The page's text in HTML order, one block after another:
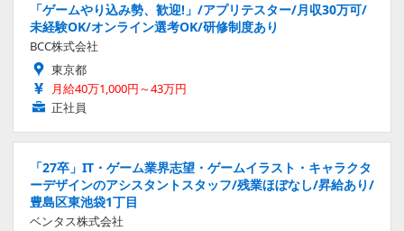
「ゲームやり込み勢、歓迎!」/アプリテスター/月収30万可/
未経験OK/オンライン選考OK/研修制度あり
BCC株式会社
東京都
月給40万1,000円～43万円
正社員
「27卒」IT・ゲーム業界志望・ゲームイラスト・キャラクタ
ーデザインのアシスタントスタッフ/残業ほぼなし/昇給あり/
豊島区東池袋1丁目
ベンタス株式会社